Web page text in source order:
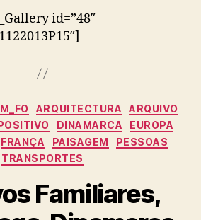
id=”48″
Categorias
ARQUITECTURA
ARQUIVO
DINAMARCA
EUROPA
FRANÇA PAISAGEM
PESSOAS
TRANSPORTES
Familiares,